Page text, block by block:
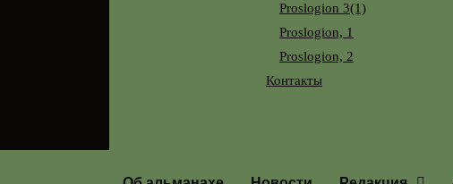
Proslogion 3(1)
Proslogion, 1
Proslogion, 2
Контакты